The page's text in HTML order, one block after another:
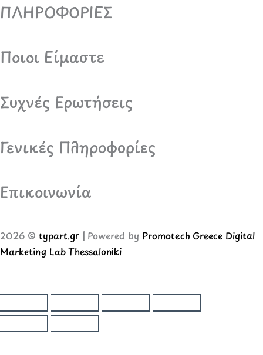
ΠΛΗΡΟΦΟΡΙΕΣ
Ποιοι Είμαστε
Συχνές Ερωτήσεις
Γενικές Πληροφορίες
Επικοινωνία
2026 © typart.gr | Powered by Promotech Greece Digital
Marketing Lab Thessaloniki